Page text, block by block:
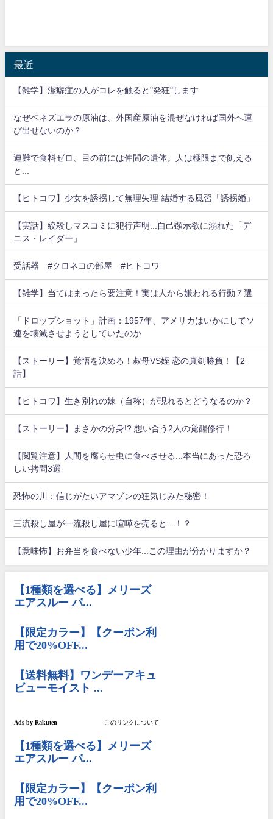
最近
【雑学】潔癖症の人がコレを触ると"発狂"します
なぜベネズエラの原油は、外国産原油を混ぜなければ国外へ運
び出せないのか？
遭難で食料ゼロ、目の前には仲間の遺体。人は極限まで飢える
と...
【ヒトコワ】少女を誘拐して無理矢理 結婚する風習「誘拐婚」
【実話】絞殺しマスコミに犯行声明...自己顕示欲に溺れた「デ
ニス・レイダー」
受話器 #クロネコの部屋 #ヒトコワ
【雑学】当てはまったら要注意！実は人から嫌われる行動７選
「ドロップショット」計画：1957年、アメリカはいかにしてソ
連を壊滅させようとしていたのか
【ストーリー】覚悟を決めろ！叔母VS姪 恋の真剣勝負！【2
話】
【ヒトコワ】生き別れの妹（自称）が現れるとどうなるのか？
【ストーリー】まさかの分身!? 想い合う2人の覚醒修行！
【閲覧注意】人間を腐らせ虫に食べさせる...本当にあった恐ろ
しい拷問3選
恐怖の川：信じがたいアマゾンの狂気じみた秘密！
三流殺し屋が一流殺し屋に喧嘩を売ると...！？
【意味怖】お弁当を食べない少年...この理由が分かりますか？